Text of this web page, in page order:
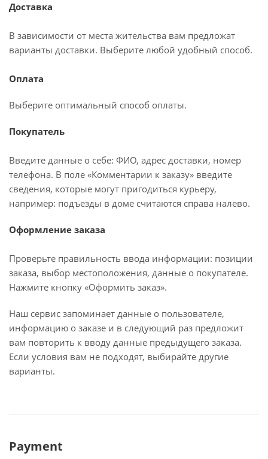
Доставка
В зависимости от места жительства вам предложат
варианты доставки. Выберите любой удобный способ.
Оплата
Выберите оптимальный способ оплаты.
Покупатель
Введите данные о себе: ФИО, адрес доставки, номер
телефона. В поле «Комментарии к заказу» введите
сведения, которые могут пригодиться курьеру,
например: подъезды в доме считаются справа налево.
Оформление заказа
Проверьте правильность ввода информации: позиции
заказа, выбор местоположения, данные о покупателе.
Нажмите кнопку «Оформить заказ».
Наш сервис запоминает данные о пользователе,
информацию о заказе и в следующий раз предложит
вам повторить к вводу данные предыдущего заказа.
Если условия вам не подходят, выбирайте другие
варианты.
Payment